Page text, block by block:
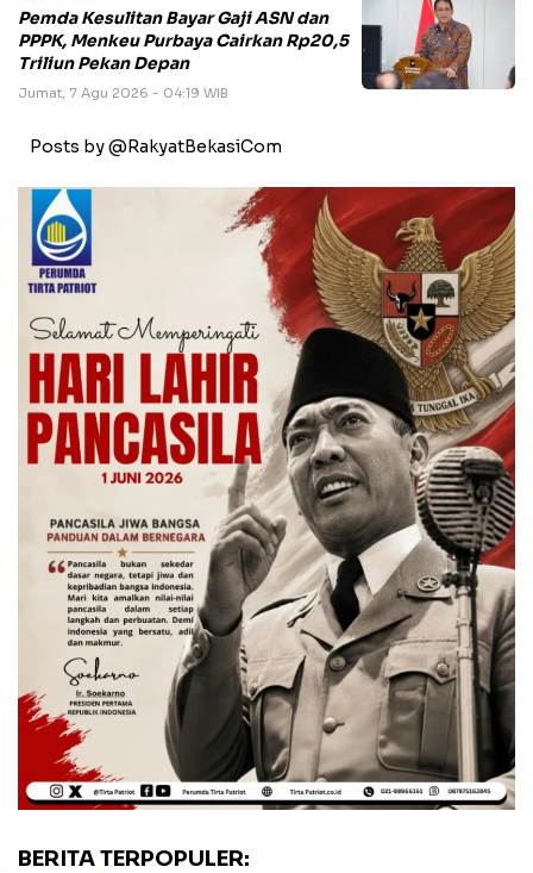
Pemda Kesulitan Bayar Gaji ASN dan
PPPK, Menkeu Purbaya Cairkan Rp20,5
Triliun Pekan Depan
Jumat, 7 Agu 2026 - 04:19 WIB
Posts by @RakyatBekasiCom
BERITA TERPOPULER: